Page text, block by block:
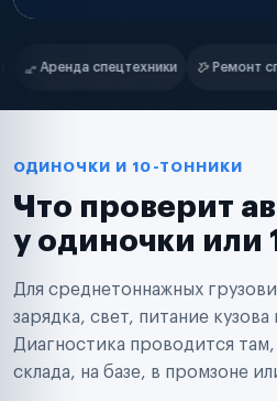
Нам доверяют
спецтехники Ритейл-сети
Маркетплейсы
Таксопарки
Автодилеры
Поставщики запчастей
Аренда спецтехники
Ремонт спецтехники
Ритейл-сети
Управляющие компании
Страховые компании
ОДИНОЧКИ И 10-ТОННИКИ
Что проверит
у одиночки или
Для среднетоннажных
зарядка, свет, питание
Диагностика проводится там,
склада, на базе, в промзоне